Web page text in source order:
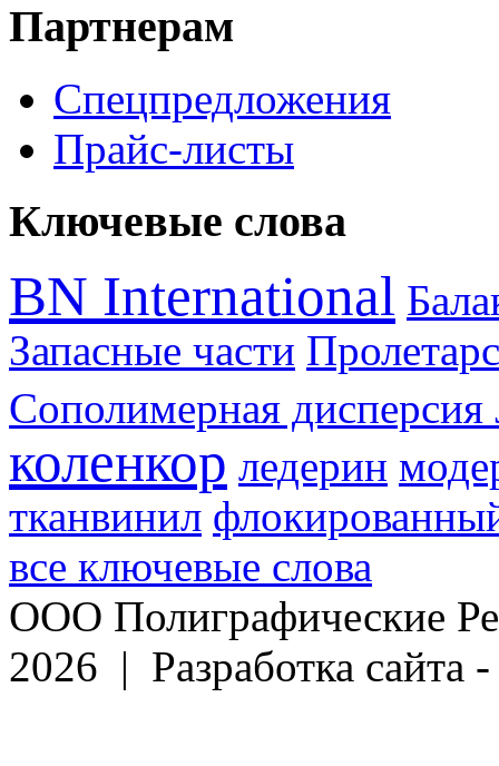
Партнерам
Спецпредложения
Прайс-листы
Ключевые слова
BN International
Запасные части
Сополимерная дисперсия
коленкор ледерин
тканвинил
все ключевые слова
ООО Полиграфические
2026 | Разработка сайта